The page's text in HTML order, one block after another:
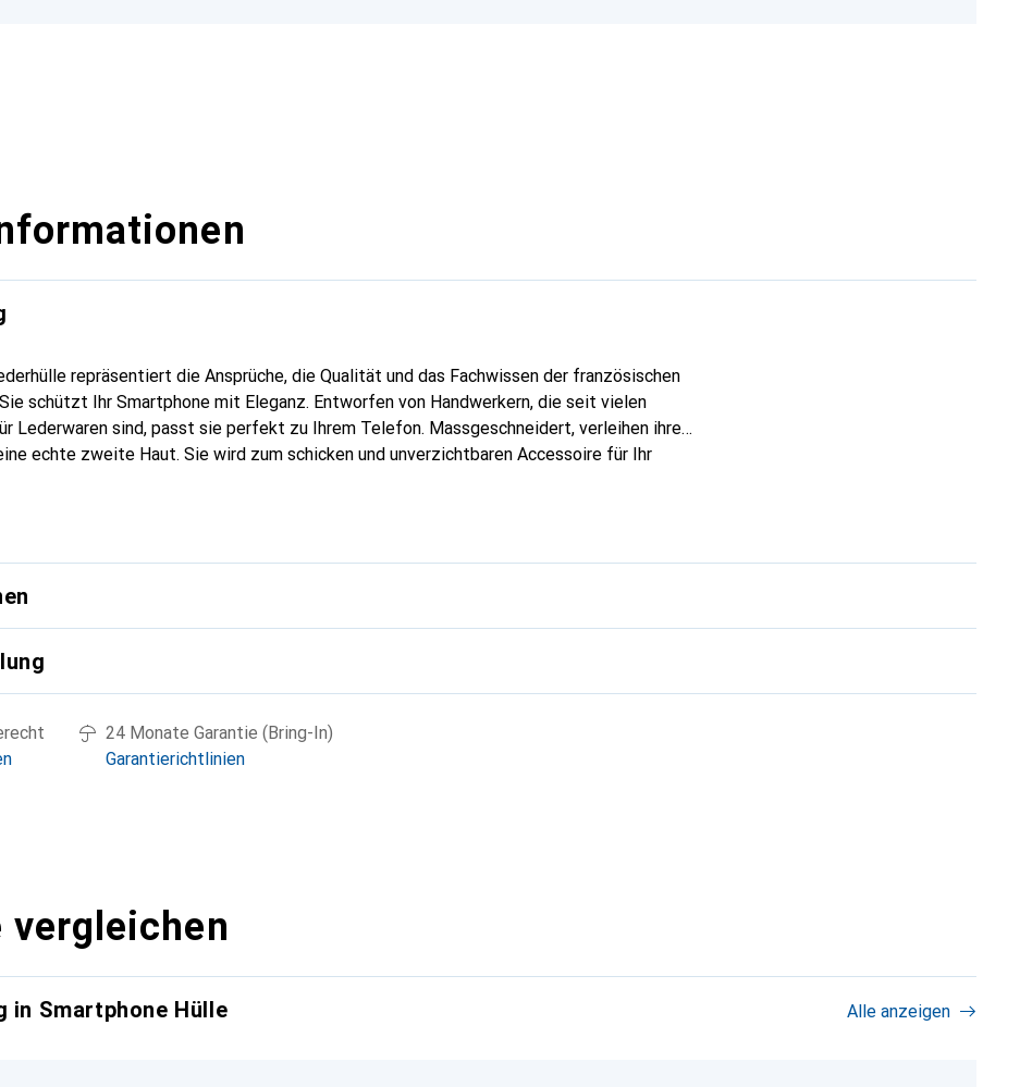
repräsentiert die Ansprüche, die Qualität und das Fachwissen der französischen
schützt Ihr Smartphone mit Eleganz. Entworfen von Handwerkern, die seit vielen
Lederwaren sind, passt sie perfekt zu Ihrem Telefon. Massgeschneidert, verleihen ihre
echte zweite Haut. Sie wird zum schicken und unverzichtbaren Accessoire für Ihr
Kundschaft.
24 Monate Garantie (Bring-In)
Garantierichtlinien
vergleichen
in Smartphone Hülle Alle anzeigen